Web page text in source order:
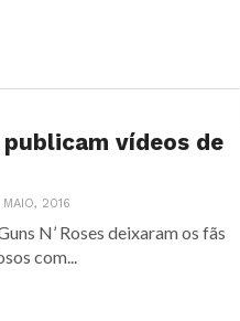
publicam vídeos de
MAIO, 2016
N’ Roses deixaram os fãs
com...